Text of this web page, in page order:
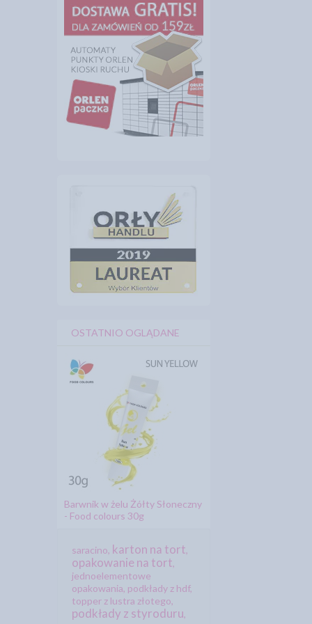
OSTATNIO OGLĄDANE
Barwnik w żelu Żółty Słoneczny
- Food colours 30g
saracino, karton na tort,
opakowanie na tort,
jednoelementowe
opakowania, podkłady z hdf,
topper z lustra złotego,
podkłady z styroduru,